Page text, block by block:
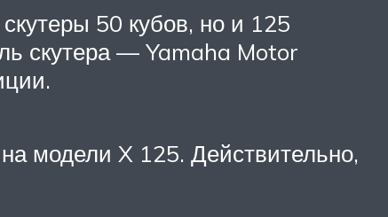
50 кубов, но и 125
скутера — Yamaha Motor
модели X 125. Действительно,